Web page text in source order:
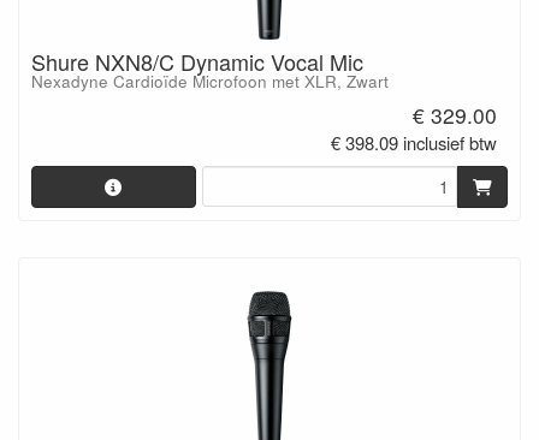
Shure NXN8/C Dynamic Vocal Mic
Nexadyne Cardioïde Microfoon met XLR, Zwart
€ 329.00
€ 398.09 inclusief btw